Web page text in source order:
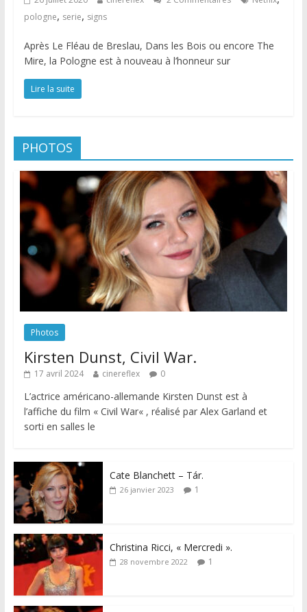
pologne, serie, signs
Après Le Fléau de Breslau, Dans les Bois ou encore The
Mire, la Pologne est à nouveau à l’honneur sur
Lire la suite
PHOTOS
Photos
Kirsten Dunst, Civil War.
17 avril 2024 cinereflex 0
L’actrice américano-allemande Kirsten Dunst est à
l’affiche du film « Civil War« , réalisé par Alex Garland et
sorti en salles le
Cate Blanchett – Tár.
26 janvier 2023 1
Christina Ricci, « Mercredi ».
28 novembre 2022 1